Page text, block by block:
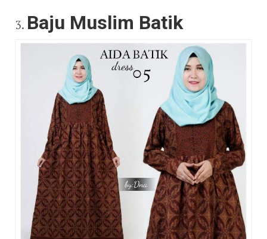
Baju Muslim Batik